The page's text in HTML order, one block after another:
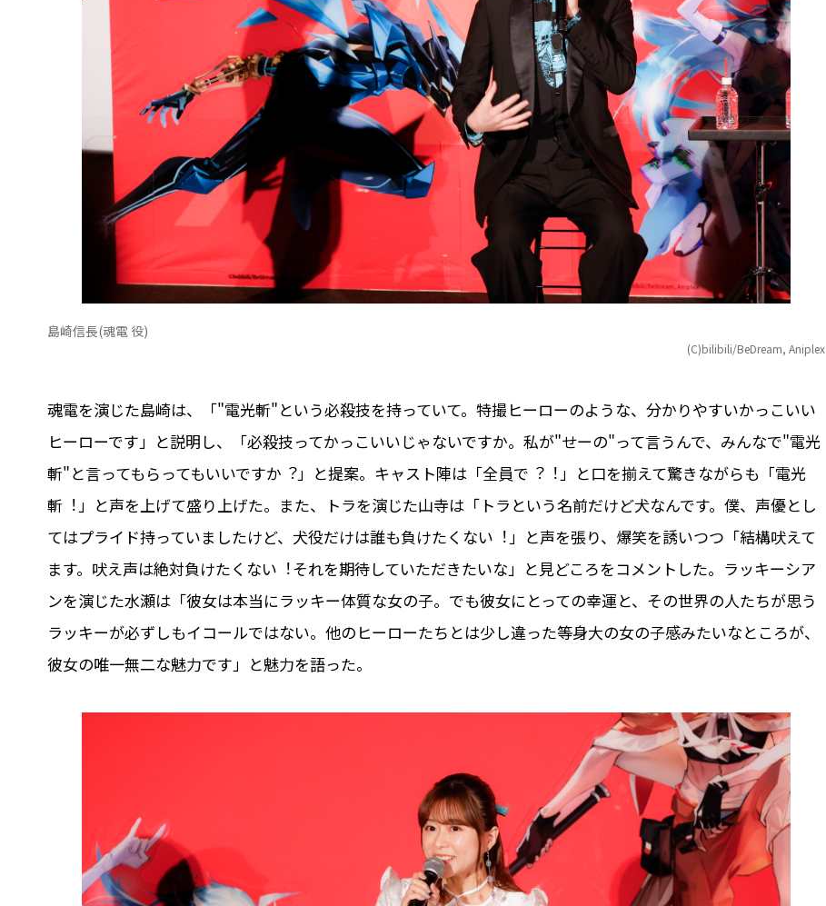
島崎信⻑(魂電 役)
(C)bilibili/BeDream, Aniplex
魂電を演じた島崎は、「"電光斬"という必殺技を持っていて。特撮ヒーローのような、分かりやすいかっこいい
ヒーローです」と説明し、「必殺技ってかっこいいじゃないですか。私が"せーの"って⾔うんで、みんなで"電光
斬"と⾔ってもらってもいいですか︖」と提案。キャスト陣は「全員で︖︕」と⼝を揃えて驚きながらも「電光
斬︕」と声を上げて盛り上げた。また、トラを演じた⼭寺は「トラという名前だけど⽝なんです。僕、声優とし
てはプライド持っていましたけど、⽝役だけは誰も負けたくない︕」と声を張り、爆笑を誘いつつ「結構吠えて
ます。吠え声は絶対負けたくない︕それを期待していただきたいな」と⾒どころをコメントした。ラッキーシア
ンを演じた⽔瀬は「彼⼥は本当にラッキー体質な⼥の⼦。でも彼⼥にとっての幸運と、その世界の⼈たちが思う
ラッキーが必ずしもイコールではない。他のヒーローたちとは少し違った等⾝⼤の⼥の⼦感みたいなところが、
彼⼥の唯⼀無⼆な魅⼒です」と魅⼒を語った。